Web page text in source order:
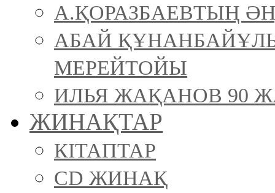
А.ҚОРАЗБАЕВТЫҢ
АБАЙ
МЕРЕЙТОЙЫ
ИЛЬЯ ЖАҚАНОВ 90
ЖИНАҚТАР
КІТАПТАР
CD ЖИНАҚ